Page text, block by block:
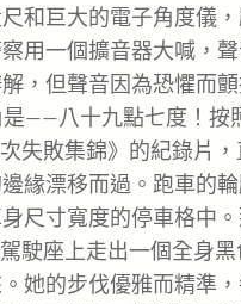
和巨大的電子角度儀
用一個擴音器大喊，
，但聲音因為恐懼而
——八十九點七度！按
失敗集錦》的紀錄片
緣漂移而過。跑車的
尺寸寬度的停車格中
駛座上走出一個全身
她的步伐優雅而精準